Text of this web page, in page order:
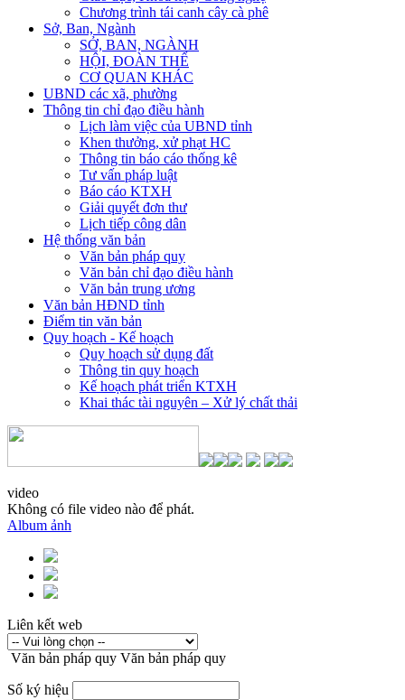
Chương trình tái canh cây cà phê
Sở, Ban, Ngành
SỞ, BAN, NGÀNH
HỘI, ĐOÀN THỂ
CƠ QUAN KHÁC
UBND các xã, phường
Thông tin chỉ đạo điều hành
Lịch làm việc của UBND tỉnh
Khen thưởng, xử phạt HC
Thông tin báo cáo thống kê
Tư vấn pháp luật
Báo cáo KTXH
Giải quyết đơn thư
Lịch tiếp công dân
Hệ thống văn bản
Văn bản pháp quy
Văn bản chỉ đạo điều hành
Văn bản trung ương
Văn bản HĐND tỉnh
Điểm tin văn bản
Quy hoạch - Kế hoạch
Quy hoạch sử dụng đất
Thông tin quy hoạch
Kế hoạch phát triển KTXH
Khai thác tài nguyên – Xử lý chất thải
video
Không có file video nào để phát.
Album ảnh
Liên kết web
Văn bản pháp quy Văn bản pháp quy
Số ký hiệu